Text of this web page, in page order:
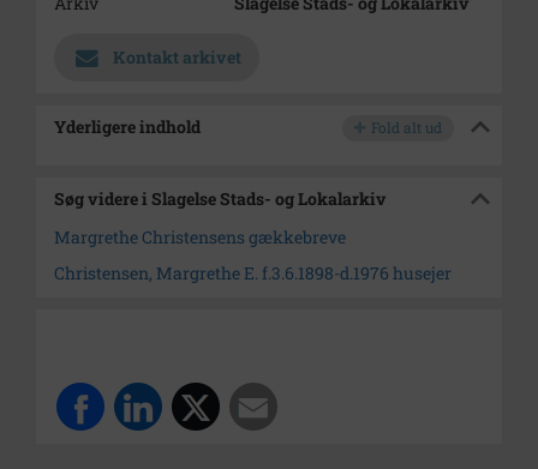
Kontakt arkivet
Yderligere indhold Fold alt ud
Søg videre i Slagelse Stads- og Lokalarkiv
Margrethe Christensens gækkebreve
Christensen, Margrethe E. f.3.6.1898-d.1976 husejer